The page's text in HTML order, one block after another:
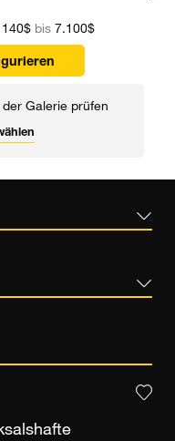
140$bis 7.100$
Galerie prüfen